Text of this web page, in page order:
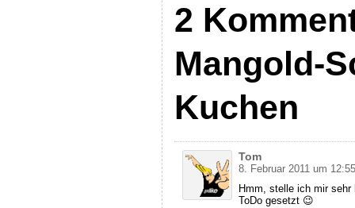
2
Mangold-
Kuchen
Tom
8. Februar 2011 um 12:55
Hmm, stelle ich mir
ToDo gesetzt 😉